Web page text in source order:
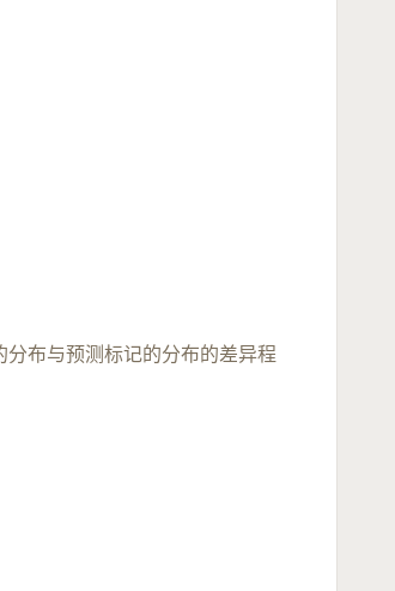
布与预测标记的分布的差异程